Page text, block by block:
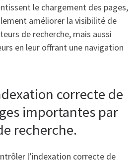
le chargement des pages,
améliorer la visibilité de
de recherche, mais aussi
en leur offrant une navigation
correcte de
importantes par
recherche.
l’indexation correcte de